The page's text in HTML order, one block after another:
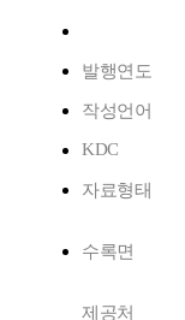
발행연도
작성언어
KDC
자료형태
수록면
제공처